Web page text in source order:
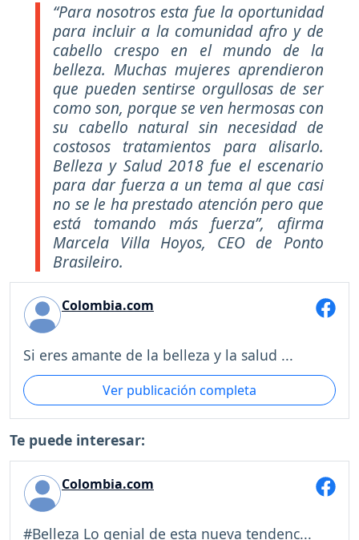
“Para nosotros esta fue la oportunidad
para incluir a la comunidad afro y de
cabello crespo en el mundo de la
belleza. Muchas mujeres aprendieron
que pueden sentirse orgullosas de ser
como son, porque se ven hermosas con
su cabello natural sin necesidad de
costosos tratamientos para alisarlo.
Belleza y Salud 2018 fue el escenario
para dar fuerza a un tema al que casi
no se le ha prestado atención pero que
está tomando más fuerza”, afirma
Marcela Villa Hoyos, CEO de Ponto
Brasileiro.
Colombia.com
Si eres amante de la belleza y la salud ...
Ver publicación completa
Te puede interesar:
Colombia.com
#Belleza Lo genial de esta nueva tendenc...